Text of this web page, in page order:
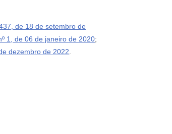
de 18 de setembro de
1, de 06 de janeiro de 2020;
dezembro de 2022